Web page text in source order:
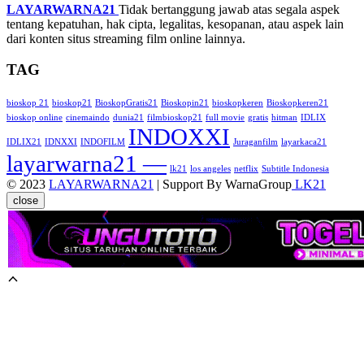
LAYARWARNA21 Tidak bertanggung jawab atas segala aspek
tentang kepatuhan, hak cipta, legalitas, kesopanan, atau aspek lain
dari konten situs streaming film online lainnya.
TAG
bioskop 21 bioskop21 BioskopGratis21 Bioskopin21 bioskopkeren Bioskopkeren21
bioskop online cinemaindo dunia21 filmbioskop21 full movie gratis hitman IDLIX
IDLIX21 IDNXXI INDOFILM INDOXXI Juraganfilm layarkaca21
layarwarna21 — lk21 los angeles netflix Subtitle Indonesia
© 2023 LAYARWARNA21 | Support By WarnaGroup LK21
close